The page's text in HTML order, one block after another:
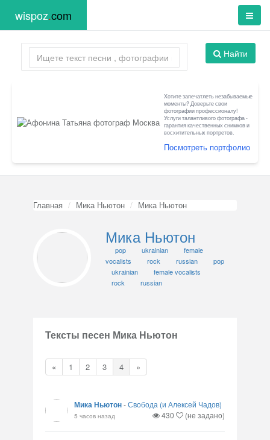
wispoz.com
Найти
Хотите запечатлеть незабываемые
моменты? Доверьте свои
фотографии профессионалу!
Услуги талантливого фотографа -
гарантия качественных снимков и
восхитительных портретов.
Посмотреть портфолио
Главная Мика Ньютон Мика Ньютон
Мика Ньютон
pop ukrainian
female
vocalists
rock russian
pop
ukrainian
female vocalists
rock
russian
Тексты песен Мика Ньютон
« 1 2 3 4 »
Мика Ньютон-Свобода (и Алексей Чадов)
5 часов назад 430 (не задано)